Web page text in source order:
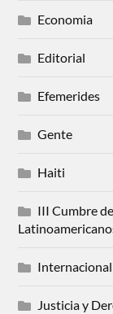
Economia
Editorial
Efemerides
Gente
Haiti
III Cumbre
Internacional
Justicia y